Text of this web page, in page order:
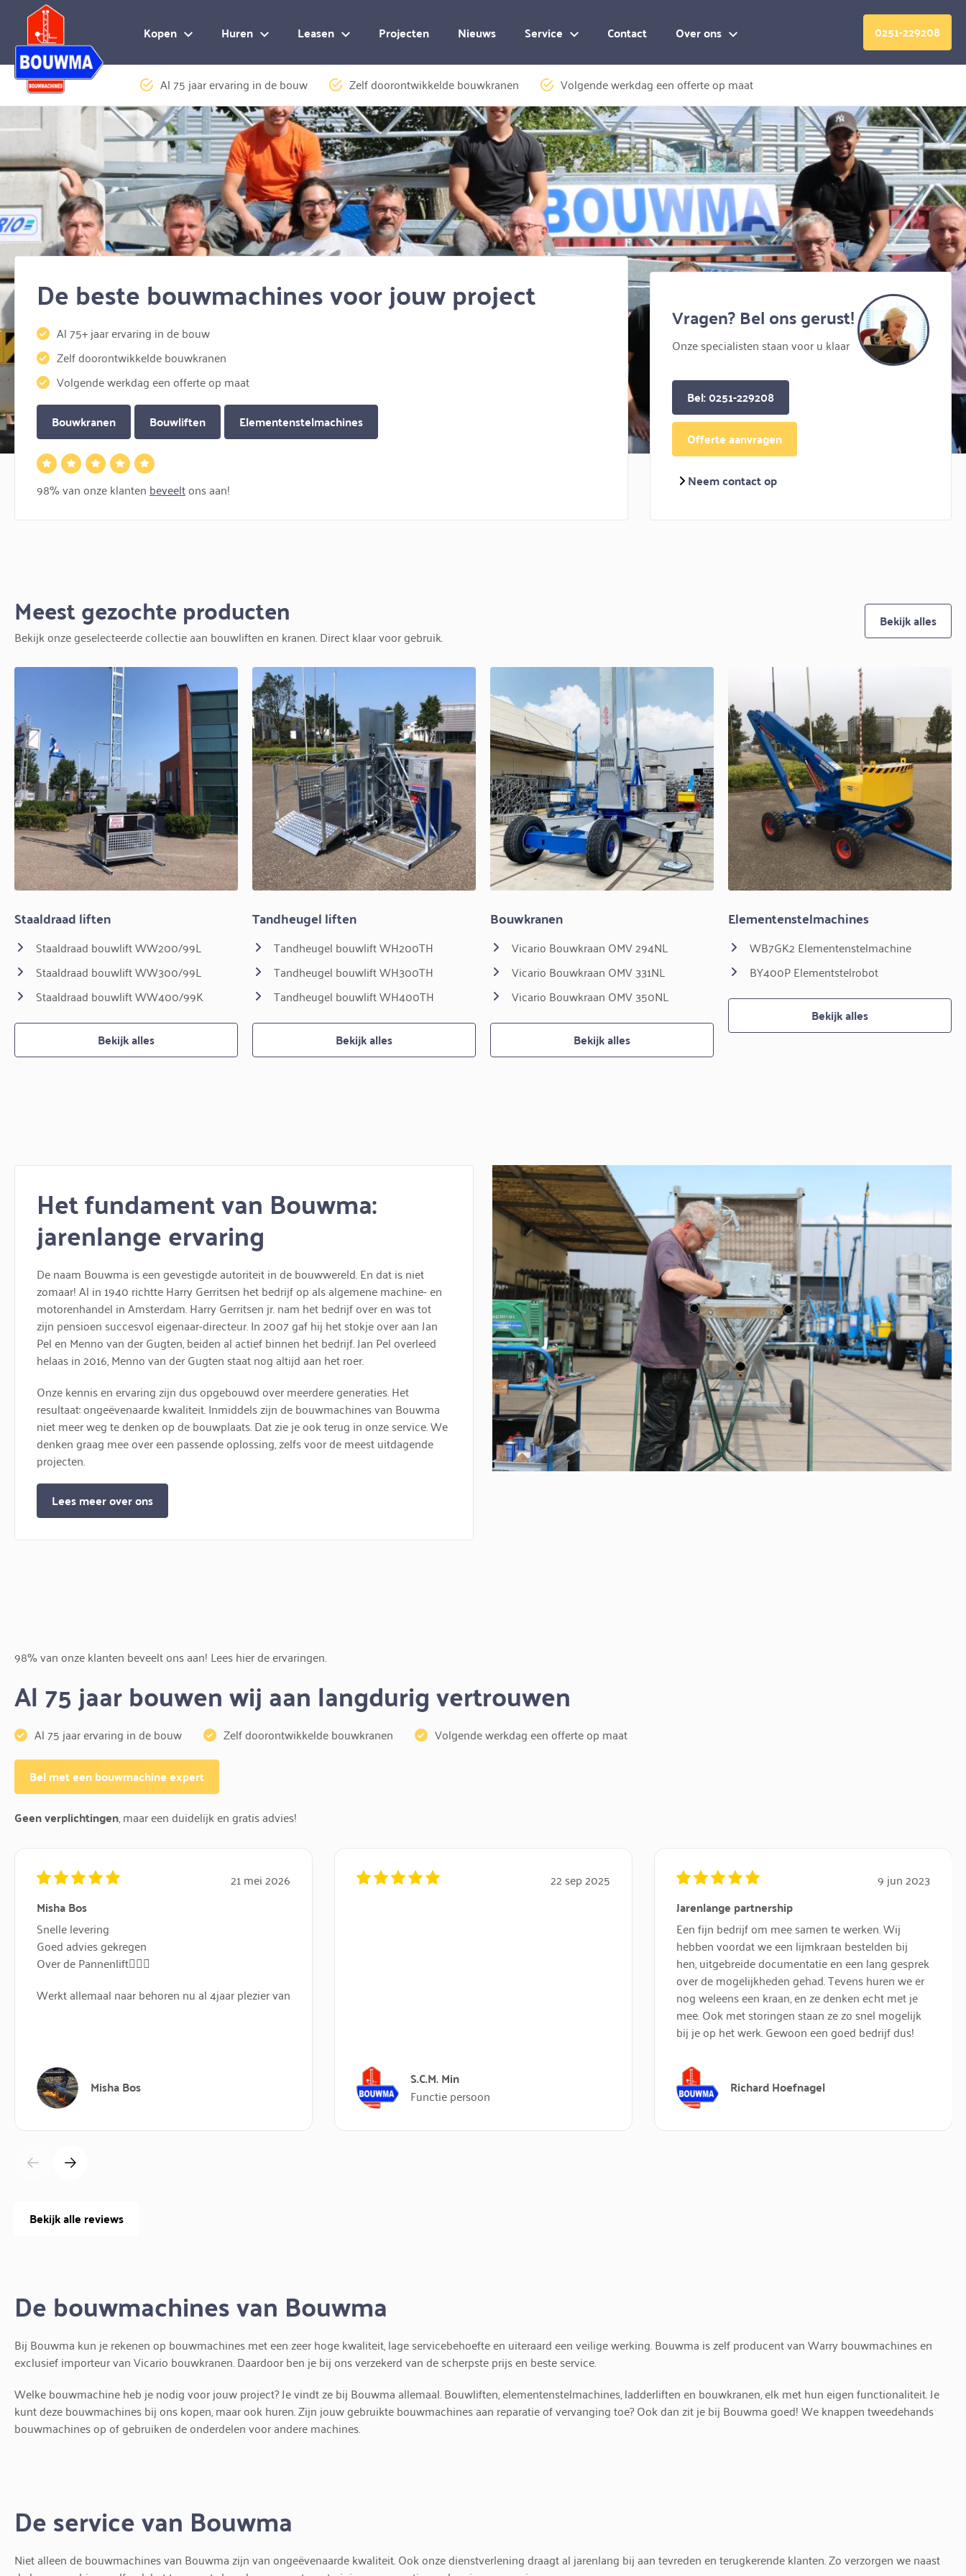
Kopen Huren Leasen Projecten Nieuws Service Contact Over ons 0251-229208
Al 75 jaar ervaring in de bouw Zelf doorontwikkelde bouwkranen Volgende werkdag een offerte op maat
De beste bouwmachines voor jouw project
Al 75+ jaar ervaring in de bouw
Zelf doorontwikkelde bouwkranen
Volgende werkdag een offerte op maat
Bouwkranen Bouwliften Elementenstelmachines
98% van onze klanten beveeltons aan!
Vragen? Bel ons gerust!
Onze specialisten staan voor u klaar
Bel: 0251-229208
Offerte aanvragen
Neem contact op
Meest gezochte producten
Bekijk onze geselecteerde collectie aan bouwliften en kranen. Direct klaar voor gebruik.
Bekijk alles
Staaldraad liften
Staaldraad bouwlift WW200/99L
Staaldraad bouwlift WW300/99L
Staaldraad bouwlift WW400/99K
Bekijk alles
Tandheugel liften
Tandheugel bouwlift WH200TH
Tandheugel bouwlift WH300TH
Tandheugel bouwlift WH400TH
Bekijk alles
Bouwkranen
Vicario Bouwkraan OMV 294NL
Vicario Bouwkraan OMV 331NL
Vicario Bouwkraan OMV 350NL
Bekijk alles
Elementenstelmachines
WB7GK2 Elementenstelmachine
BY400P Elementstelrobot
Bekijk alles
Het fundament van Bouwma:
jarenlange ervaring
De naam Bouwma is een gevestigde autoriteit in de bouwwereld. En dat is niet
zomaar! Al in 1940 richtte Harry Gerritsen het bedrijf op als algemene machine- en
motorenhandel in Amsterdam. Harry Gerritsen jr. nam het bedrijf over en was tot
zijn pensioen succesvol eigenaar-directeur. In 2007 gaf hij het stokje over aan Jan
Pel en Menno van der Gugten, beiden al actief binnen het bedrijf. Jan Pel overleed
helaas in 2016, Menno van der Gugten staat nog altijd aan het roer.
Onze kennis en ervaring zijn dus opgebouwd over meerdere generaties. Het
resultaat: ongeëvenaarde kwaliteit. Inmiddels zijn de bouwmachines van Bouwma
niet meer weg te denken op de bouwplaats. Dat zie je ook terug in onze service. We
denken graag mee over een passende oplossing, zelfs voor de meest uitdagende
projecten.
Lees meer over ons
98% van onze klanten beveelt ons aan! Lees hier de ervaringen.
Al 75 jaar bouwen wij aan langdurig vertrouwen
Al 75 jaar ervaring in de bouw Zelf doorontwikkelde bouwkranen Volgende werkdag een offerte op maat
Bel met een bouwmachine expert
Geen verplichtingen, maar een duidelijk en gratis advies!
21 mei 2026
Misha Bos
Snelle levering
Goed advies gekregen
Over de Pannenlift👍🏻✅
Werkt allemaal naar behoren nu al 4jaar plezier van
Misha Bos
22 sep 2025
S.C.M. Min
Functie persoon
9 jun 2023
Jarenlange partnership
Een fijn bedrijf om mee samen te werken. Wij
hebben voordat we een lijmkraan bestelden bij
hen, uitgebreide documentatie en een lang gesprek
over de mogelijkheden gehad. Tevens huren we er
nog weleens een kraan, en ze denken echt met je
mee. Ook met storingen staan ze zo snel mogelijk
bij je op het werk. Gewoon een goed bedrijf dus!
Richard Hoefnagel
Bekijk alle reviews
De bouwmachines van Bouwma
Bij Bouwma kun je rekenen op bouwmachines met een zeer hoge kwaliteit, lage servicebehoefte en uiteraard een veilige werking. Bouwma is zelf producent van Warry bouwmachines en
exclusief importeur van Vicario bouwkranen. Daardoor ben je bij ons verzekerd van de scherpste prijs en beste service.
Welke bouwmachine heb je nodig voor jouw project? Je vindt ze bij Bouwma allemaal. Bouwliften, elementenstelmachines, ladderliften en bouwkranen, elk met hun eigen functionaliteit. Je
kunt deze bouwmachines bij ons kopen, maar ook huren. Zijn jouw gebruikte bouwmachines aan reparatie of vervanging toe? Ook dan zit je bij Bouwma goed! We knappen tweedehands
bouwmachines op of gebruiken de onderdelen voor andere machines.
De service van Bouwma
Niet alleen de bouwmachines van Bouwma zijn van ongeëvenaarde kwaliteit. Ook onze dienstverlening draagt al jarenlang bij aan tevreden en terugkerende klanten. Zo verzorgen we naast